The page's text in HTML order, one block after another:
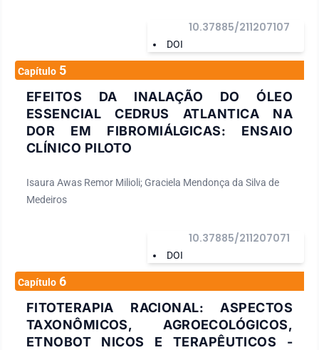
DOI
10.37885/211207107
Capítulo 5
EFEITOS DA INALAÇÃO DO ÓLEO
ESSENCIAL CEDRUS ATLANTICA NA
DOR EM FIBROMIÁLGICAS: ENSAIO
CLÍNICO PILOTO
Isaura Awas Remor Milioli; Graciela Mendonça da Silva de
Medeiros
DOI
10.37885/211207071
Capítulo 6
FITOTERAPIA RACIONAL: ASPECTOS
TAXONÔMICOS, AGROECOLÓGICOS,
ETNOBOT NICOS E TERAPÊUTICOS -